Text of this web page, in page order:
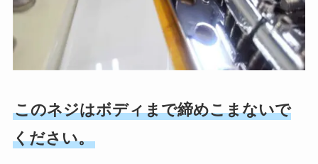
このネジはボディまで締めこまないで
ください。